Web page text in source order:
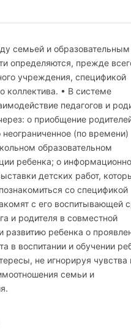
семьей и образовательным
определяются, прежде
учреждения, спецификой
коллектива. • В системе
педагогов и
o приобщение
(по времени)
образовательном
ребенка; o
детских работ,
со спецификой
с его воспитывающей
и родителя в совместной
развитию ребенка o
в воспитании и обучении
не игнорируя чувства
семьи и